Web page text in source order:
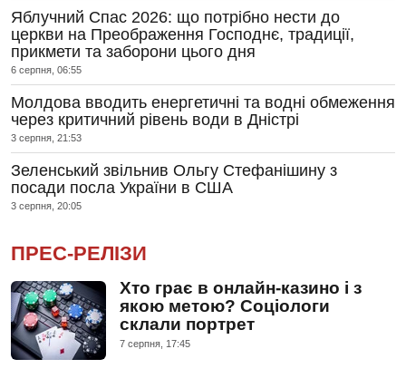
Яблучний Спас 2026: що потрібно нести до
церкви на Преображення Господнє, традиції,
прикмети та заборони цього дня
6 серпня, 06:55
Молдова вводить енергетичні та водні обмеження
через критичний рівень води в Дністрі
3 серпня, 21:53
Зеленський звільнив Ольгу Стефанішину з
посади посла України в США
3 серпня, 20:05
ПРЕС-РЕЛІЗИ
Хто грає в онлайн-казино і з
якою метою? Соціологи
склали портрет
7 серпня, 17:45